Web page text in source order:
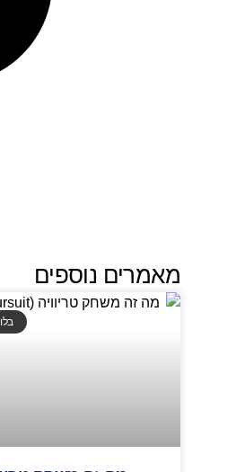
מאמרים נוספים